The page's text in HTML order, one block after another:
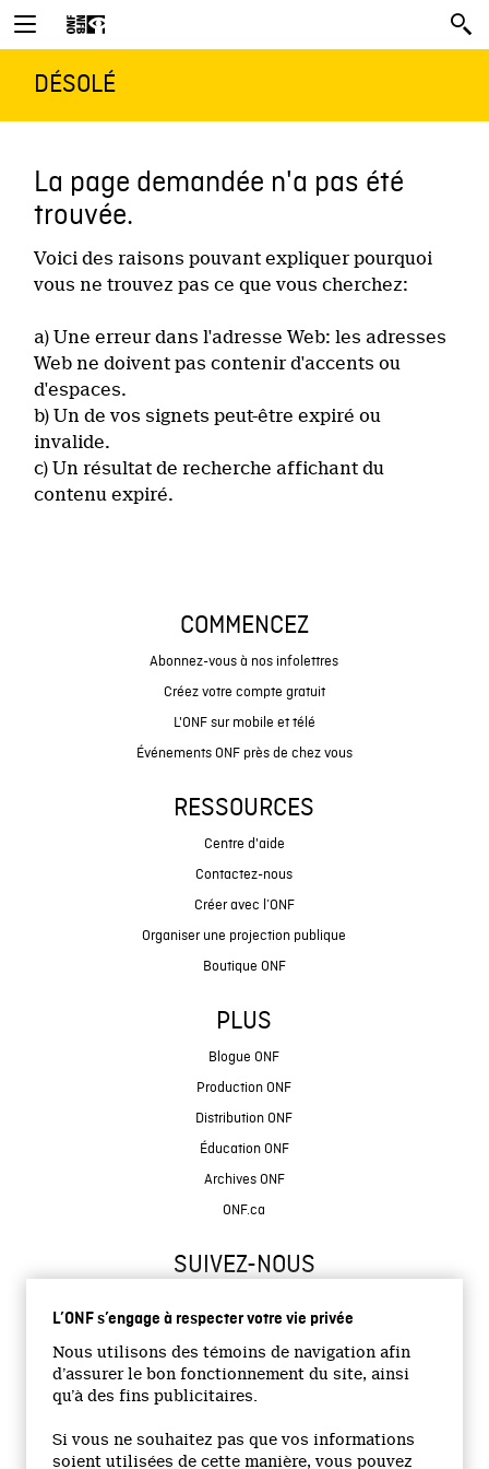
L’ONF s’engage à respecter votre vie privée
Nous utilisons des témoins de navigation afin
d’assurer le bon fonctionnement du site, ainsi
qu’à des fins publicitaires.
Si vous ne souhaitez pas que vos informations
soient utilisées de cette manière, vous pouvez
DÉSOLÉ
La page demandée n'a pas été
trouvée.
Voici des raisons pouvant expliquer pourquoi
vous ne trouvez pas ce que vous cherchez:
a) Une erreur dans l'adresse Web: les adresses
Web ne doivent pas contenir d'accents ou
d'espaces.
b) Un de vos signets peut-être expiré ou
invalide.
c) Un résultat de recherche affichant du
contenu expiré.
COMMENCEZ
Abonnez-vous à nos infolettres
Créez votre compte gratuit
L'ONF sur mobile et télé
Événements ONF près de chez vous
RESSOURCES
Centre d'aide
Contactez-nous
Créer avec l’ONF
Organiser une projection publique
Boutique ONF
PLUS
Blogue ONF
Production ONF
Distribution ONF
Éducation ONF
Archives ONF
ONF.ca
SUIVEZ-NOUS
Site institutionnel